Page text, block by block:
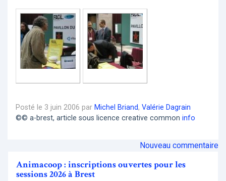
Posté le 3 juin 2006 par Michel Briand, Valérie Dagrain
©© a-brest, article sous licence creative common info
Nouveau commentaire
Animacoop : inscriptions ouvertes pour les
sessions 2026 à Brest